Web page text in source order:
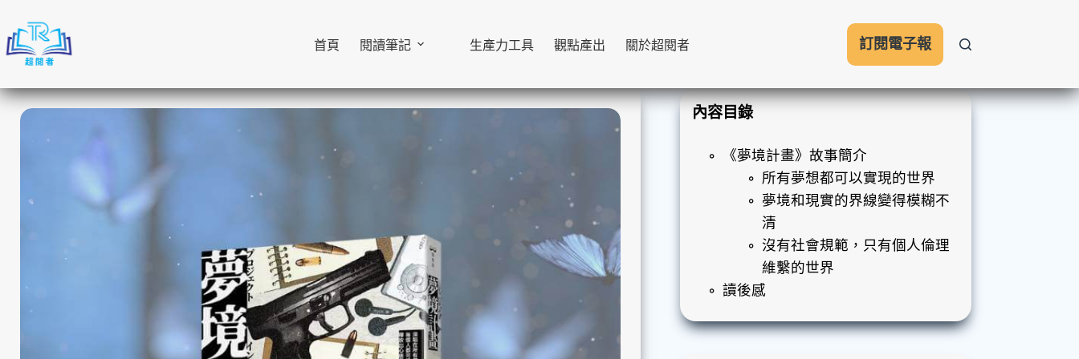
主
內
容
首頁 閱讀筆記 生產力工具 觀點產出 關於超閱者 訂閱電子報
內容目錄
《夢境計畫》故事簡介
所有夢想都可以實現的世界
夢境和現實的界線變得模糊不
清
沒有社會規範，只有個人倫理
維繫的世界
讀後感